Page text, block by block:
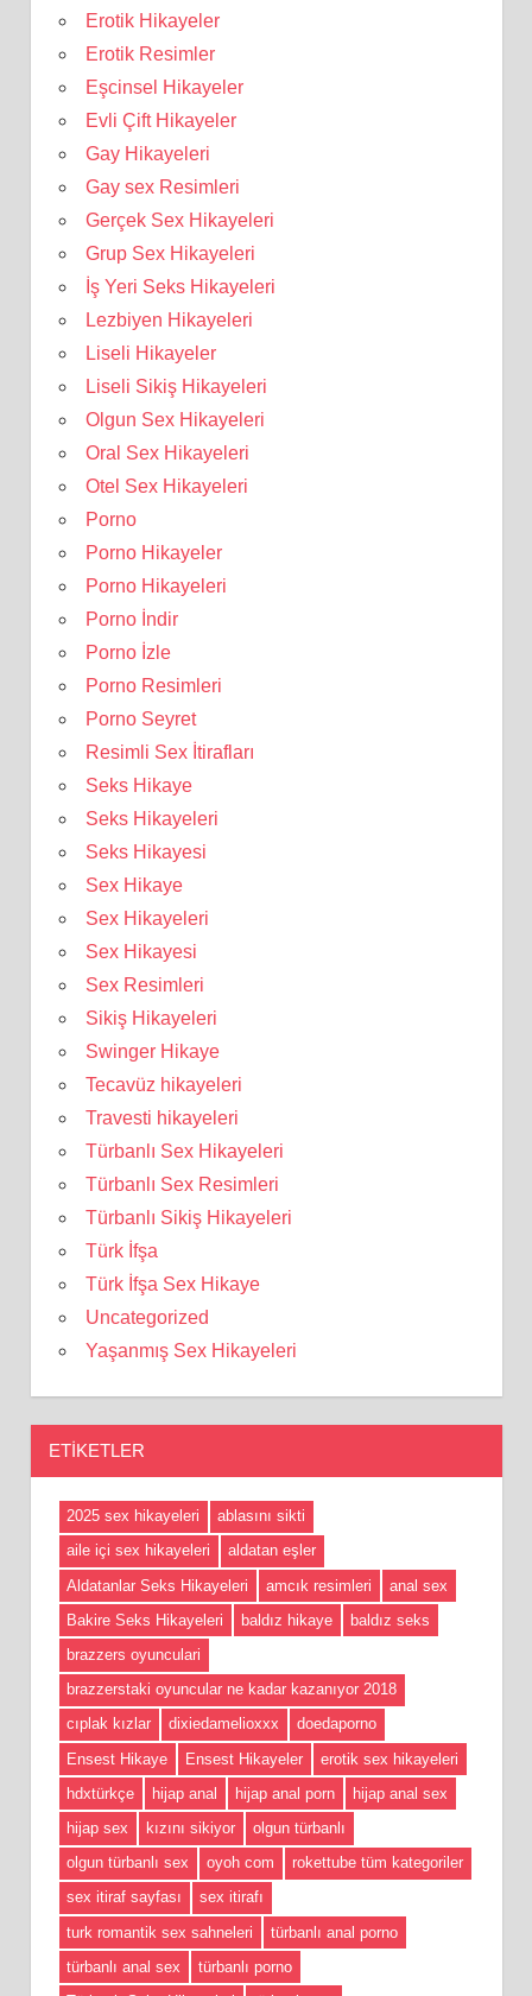
Erotik Hikayeler
Erotik Resimler
Eşcinsel Hikayeler
Evli Çift Hikayeler
Gay Hikayeleri
Gay sex Resimleri
Gerçek Sex Hikayeleri
Grup Sex Hikayeleri
İş Yeri Seks Hikayeleri
Lezbiyen Hikayeleri
Liseli Hikayeler
Liseli Sikiş Hikayeleri
Olgun Sex Hikayeleri
Oral Sex Hikayeleri
Otel Sex Hikayeleri
Porno
Porno Hikayeler
Porno Hikayeleri
Porno İndir
Porno İzle
Porno Resimleri
Porno Seyret
Resimli Sex İtirafları
Seks Hikaye
Seks Hikayeleri
Seks Hikayesi
Sex Hikaye
Sex Hikayeleri
Sex Hikayesi
Sex Resimleri
Sikiş Hikayeleri
Swinger Hikaye
Tecavüz hikayeleri
Travesti hikayeleri
Türbanlı Sex Hikayeleri
Türbanlı Sex Resimleri
Türbanlı Sikiş Hikayeleri
Türk İfşa
Türk İfşa Sex Hikaye
Uncategorized
Yaşanmış Sex Hikayeleri
ETIKETLER
2025 sex hikayeleri
ablasını sikti
aile içi sex hikayeleri
aldatan eşler
Aldatanlar Seks Hikayeleri
amcık resimleri
anal sex
Bakire Seks Hikayeleri
baldız hikaye
baldız seks
brazzers oyunculari
brazzerstaki oyuncular ne kadar kazanıyor 2018
cıplak kızlar
dixiedamelioxxx
doedaporno
Ensest Hikaye
Ensest Hikayeler
erotik sex hikayeleri
hdxtürkçe
hijap anal hijap anal porn
hijap anal sex
hijap sex
kızını sikiyor
olgun türbanlı
olgun türbanlı sex
oyoh com
rokettube tüm kategoriler
sex itiraf sayfası
sex itirafı
turk romantik sex sahneleri
türbanlı anal porno
türbanlı anal sex
türbanlı porno